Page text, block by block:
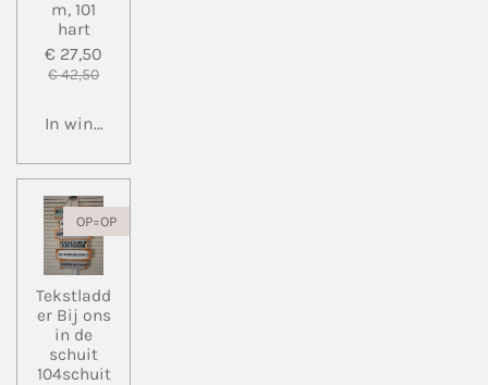
m, 101
hart
€ 27,50
€ 42,50
In winkelwagen
OP=OP
Tekstladd
er Bij ons
in de
schuit
104schuit